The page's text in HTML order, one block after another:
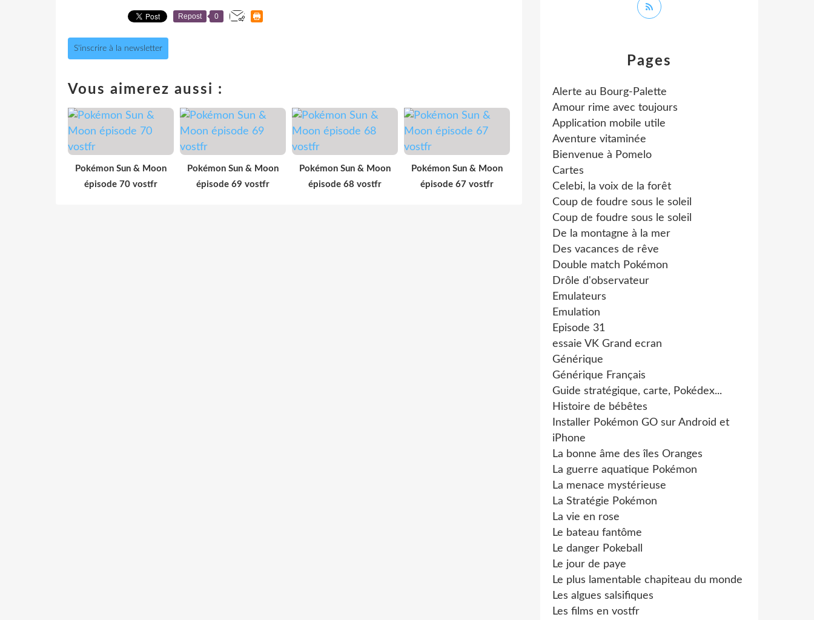
Repost 0
S'inscrire à la newsletter
Vous aimerez aussi :
Pokémon Sun & Moon
épisode 70 vostfr
Pokémon Sun & Moon
épisode 69 vostfr
Pokémon Sun & Moon
épisode 68 vostfr
Pokémon Sun & Moon
épisode 67 vostfr
Pages
Alerte au Bourg-Palette
Amour rime avec toujours
Application mobile utile
Aventure vitaminée
Bienvenue à Pomelo
Cartes
Celebi, la voix de la forêt
Coup de foudre sous le soleil
Coup de foudre sous le soleil
De la montagne à la mer
Des vacances de rêve
Double match Pokémon
Drôle d'observateur
Emulateurs
Emulation
Episode 31
essaie VK Grand ecran
Générique
Générique Français
Guide stratégique, carte, Pokédex...
Histoire de bébêtes
Installer Pokémon GO sur Android et
iPhone
La bonne âme des îles Oranges
La guerre aquatique Pokémon
La menace mystérieuse
La Stratégie Pokémon
La vie en rose
Le bateau fantôme
Le danger Pokeball
Le jour de paye
Le plus lamentable chapiteau du monde
Les algues salsifiques
Les films en vostfr